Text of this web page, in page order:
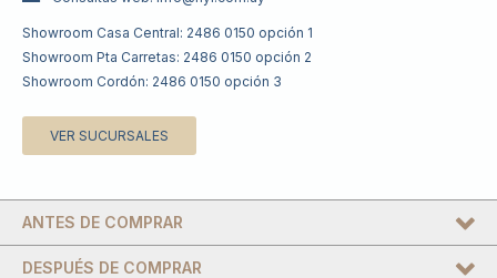
Showroom Casa Central: 2486 0150 opción 1
Showroom Pta Carretas: 2486 0150 opción 2
Showroom Cordón: 2486 0150 opción 3
VER SUCURSALES
DESPUÉS DE COMPRAR
ANTES DE COMPRAR